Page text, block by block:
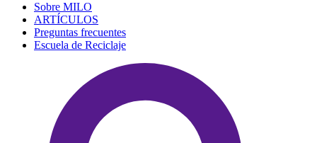
Sobre MILO
ARTÍCULOS
Preguntas frecuentes
Escuela de Reciclaje